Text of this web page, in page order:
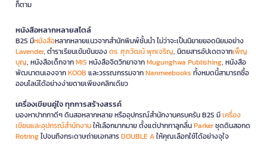
ก็ตาม
หนังสือหลากหลายสไตล์
B2S มีหนังสือหลากหลายแนวจากสำนักพิมพ์ชั้นนำ ไม่ว่าจะเป็นนิยายยอดนิยมอย่าง
Lavender, ตำราเรียนเข้มข้นของดร. ศุภวัฒน์ พุกเจริญ, นิตยสารอัปเดตจากเพ็ญ
บุญ, หนังสือเด็กจากMIS หนังสือจิตวิทยาจากMugunghwa Publishing, หนังสือ
พัฒนาตนเองจากKOOB และวรรณกรรมจากNanmeebooks ทั้งหมดนี้สามารถซื้อ
ออนไลน์ได้อย่างง่ายดายเพียงคลิกเดียว
เครื่องเขียนคู่ใจ ทุกการสร้างสรรค์
มองหาปากกาดีๆ ดินสอหลากหลาย หรืออุปกรณ์สำนักงานครบครัน B2S มีเครื่อง
เขียนและอุปกรณ์สำนักงานให้เลือกมากมาย ตั้งแต่ปากกาลูกลื่นParkerชุดดินสอกด
Rotringไปจนถึงกระดาษถ่ายเอกสารDOUBLE Aให้คุณเลือกใช้ได้อย่างจุใจ